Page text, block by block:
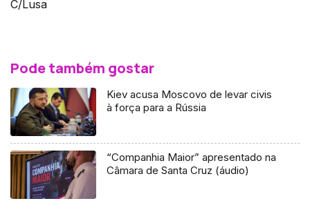
C/Lusa
Pode também gostar
Kiev acusa Moscovo de levar civis
à força para a Rússia
“Companhia Maior” apresentado na
Câmara de Santa Cruz (áudio)